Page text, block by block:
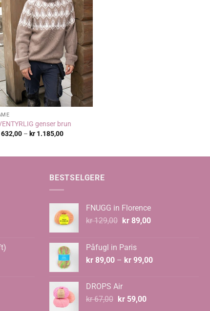
genser brun
632,00 – kr 1.185,00Prisområde:
682,00
BESTSELGERE
FNUGG in Florence
kr129,00 Opprinnelig
kr 129,00.
kr89,00Nåværende
Påfugl in Paris
kr 89,00 – kr 99,00Prisområde:
DROPS Air
kr67,00 Opprinnelig
kr59,00Nåværende